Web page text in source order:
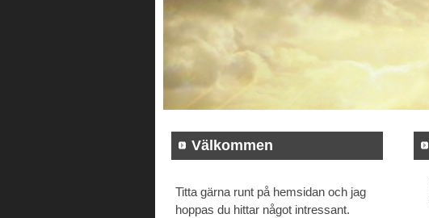
Välkommen
Titta gärna runt på hemsidan och jag
hoppas du hittar något intressant.